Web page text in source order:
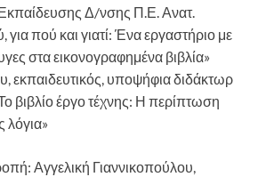
Εκπαίδευσης Δ/νσης Π.Ε. Ανατ.
πού και γιατί: Ένα εργαστήριο με
στα εικονογραφημένα βιβλία»
εκπαιδευτικός, υποψήφια διδάκτωρ
έργο τέχνης: Η περίπτωση
λόγια»
Αγγελική Γιαννικοπούλου,